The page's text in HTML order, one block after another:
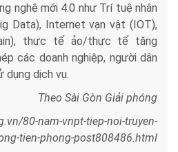
nghệ mới 4.0 như Trí tuệ nhân
Data), Internet vạn vật (IOT),
thực tế ảo/thực tế tăng
các doanh nghiệp, người dân
dụng dịch vụ.
Theo Sài Gòn Giải phóng
80-nam-vnpt-tiep-noi-truyen-
tien-phong-post808486.html